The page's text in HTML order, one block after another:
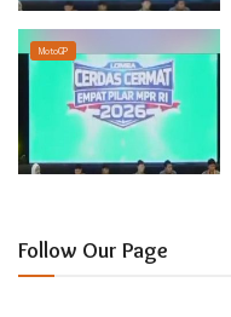
MotoGP
Follow Our Page